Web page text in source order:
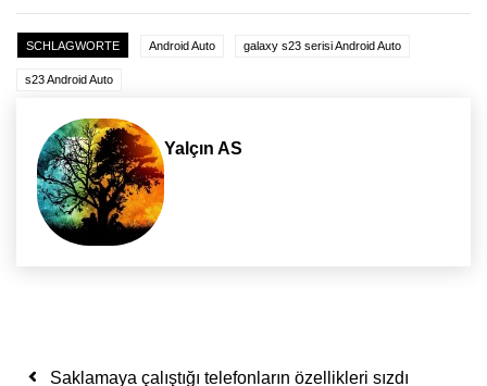
SCHLAGWORTE Android Auto galaxy s23 serisi Android Auto
s23 Android Auto
Yalçın AS
Yazı dolaşımı
Saklamaya çalıştığı telefonların özellikleri sızdı